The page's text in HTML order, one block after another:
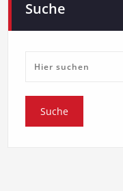
Suche